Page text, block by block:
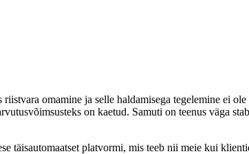
omamine ja selle haldamisega tegelemine ei
on kaetud. Samuti on teenus väga
täisautomaatset platvormi, mis teeb nii meie kui